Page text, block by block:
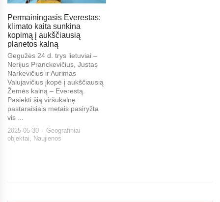
Permainingasis Everestas:
klimato kaita sunkina
kopimą į aukščiausią
planetos kalną
Gegužės 24 d. trys lietuviai –
Nerijus Pranckevičius, Justas
Narkevičius ir Aurimas
Valujavičius įkopė į aukščiausią
Žemės kalną – Everestą.
Pasiekti šią viršukalnę
pastaraisiais metais pasiryžta
vis ...
2025-05-30
Geografiniai
objektai, Naujienos